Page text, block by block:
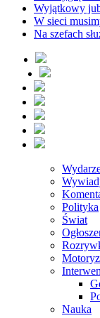
Wyjątkowy
W sieci
Na szefach
Polityka
Świat
Nauka